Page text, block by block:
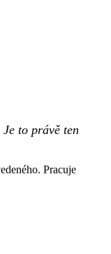
to právě ten
Pracuje